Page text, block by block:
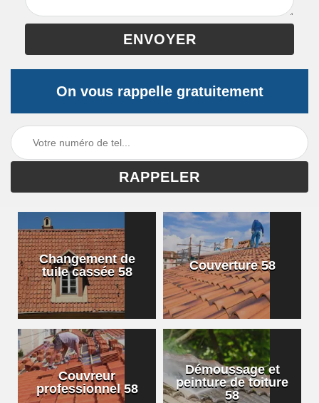
On vous rappelle gratuitement
Changement de
tuile cassée 58
Couverture 58
Couvreur
professionnel 58
Démoussage et
peinture de toiture
58